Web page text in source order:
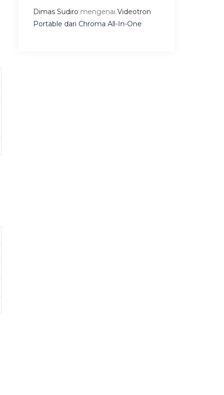
Dimas Sudiro mengenaiVideotron
Portable dari Chroma All-In-One